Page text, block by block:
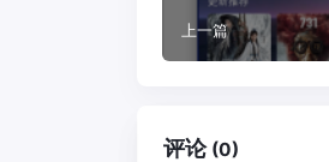
上一篇
评论 (0)